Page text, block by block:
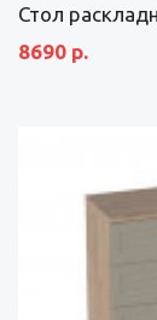
Стол
8690 р.